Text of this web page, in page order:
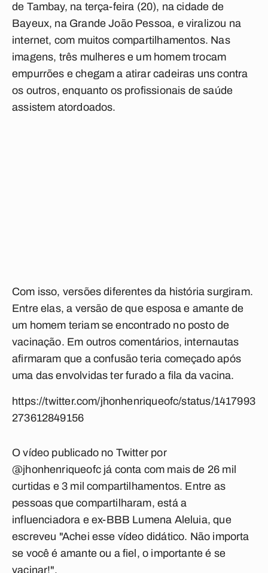
de Tambay, na terça-feira (20), na cidade de
Bayeux, na Grande João Pessoa, e viralizou na
internet, com muitos compartilhamentos. Nas
imagens, três mulheres e um homem trocam
empurrões e chegam a atirar cadeiras uns contra
os outros, enquanto os profissionais de saúde
assistem atordoados.
Com isso, versões diferentes da história surgiram.
Entre elas, a versão de que esposa e amante de
um homem teriam se encontrado no posto de
vacinação. Em outros comentários, internautas
afirmaram que a confusão teria começado após
uma das envolvidas ter furado a fila da vacina.
https://twitter.com/jhonhenriqueofc/status/1417993
273612849156
O vídeo publicado no Twitter por
@jhonhenriqueofc já conta com mais de 26 mil
curtidas e 3 mil compartilhamentos. Entre as
pessoas que compartilharam, está a
influenciadora e ex-BBB Lumena Aleluia, que
escreveu "Achei esse vídeo didático. Não importa
se você é amante ou a fiel, o importante é se
vacinar!".